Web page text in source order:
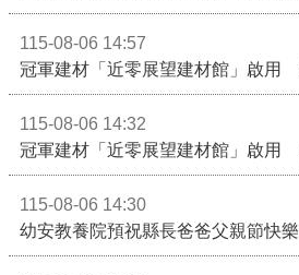
115-08-06 14:57
115-08-06 14:32
115-08-06 14:30
幼安教養院預祝縣長爸爸父親節快樂